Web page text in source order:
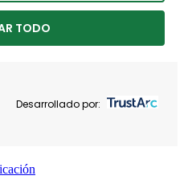
TODO
Desarrollado por: